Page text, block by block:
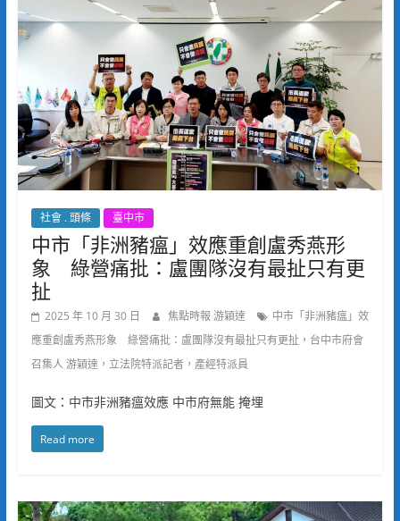
社會 . 頭條 臺中市
中市「非洲豬瘟」效應重創盧秀燕形
象 綠營痛批：盧團隊沒有最扯只有更
扯
2025 年 10 月 30 日 焦點時報 游穎達
中市「非洲豬瘟」效
應重創盧秀燕形象 綠營痛批：盧團隊沒有最扯只有更扯，台中市府會
召集人 游穎達，立法院特派記者，產經特派員
圖文：中市非洲豬瘟效應 中市府無能 掩埋
Read more